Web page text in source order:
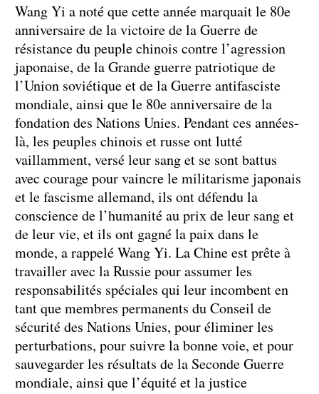
Wang Yi a noté que cette année marquait le 80e
anniversaire de la victoire de la Guerre de
résistance du peuple chinois contre l’agression
japonaise, de la Grande guerre patriotique de
l’Union soviétique et de la Guerre antifasciste
mondiale, ainsi que le 80e anniversaire de la
fondation des Nations Unies. Pendant ces années-
là, les peuples chinois et russe ont lutté
vaillamment, versé leur sang et se sont battus
avec courage pour vaincre le militarisme japonais
et le fascisme allemand, ils ont défendu la
conscience de l’humanité au prix de leur sang et
de leur vie, et ils ont gagné la paix dans le
monde, a rappelé Wang Yi. La Chine est prête à
travailler avec la Russie pour assumer les
responsabilités spéciales qui leur incombent en
tant que membres permanents du Conseil de
sécurité des Nations Unies, pour éliminer les
perturbations, pour suivre la bonne voie, et pour
sauvegarder les résultats de la Seconde Guerre
mondiale, ainsi que l’équité et la justice